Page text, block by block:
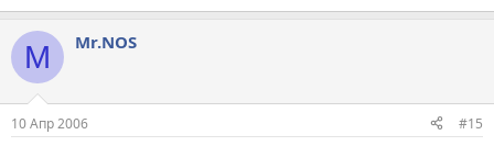
M Mr.NOS
10 Апр 2006 #15